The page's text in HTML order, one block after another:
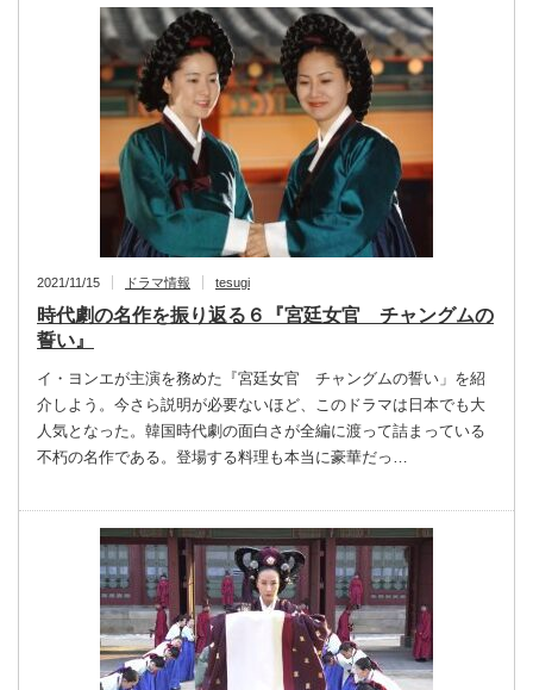
2021/11/15 ドラマ情報 tesugi
時代劇の名作を振り返る６『宮廷女官 チャングムの
誓い』
イ・ヨンエが主演を務めた『宮廷女官 チャングムの誓い」を紹
介しよう。今さら説明が必要ないほど、このドラマは日本でも大
人気となった。韓国時代劇の面白さが全編に渡って詰まっている
不朽の名作である。登場する料理も本当に豪華だっ…